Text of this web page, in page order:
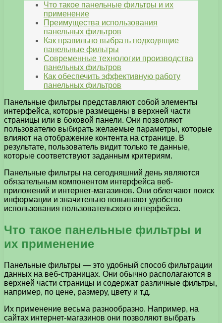
Что такое панельные фильтры и их
применение
Преимущества использования
панельных фильтров
Как правильно выбрать подходящие
панельные фильтры
Современные технологии производства
панельных фильтров
Как обеспечить эффективную работу
панельных фильтров
Панельные фильтры представляют собой элементы
интерфейса, которые размещены в верхней части
страницы или в боковой панели. Они позволяют
пользователю выбирать желаемые параметры, которые
влияют на отображение контента на странице. В
результате, пользователь видит только те данные,
которые соответствуют заданным критериям.
Панельные фильтры на сегодняшний день являются
обязательным компонентом интерфейса веб-
приложений и интернет-магазинов. Они облегчают поиск
информации и значительно повышают удобство
использования пользовательского интерфейса.
Что такое панельные фильтры и
их применение
Панельные фильтры — это удобный способ фильтрации
данных на веб-страницах. Они обычно располагаются в
верхней части страницы и содержат различные фильтры,
например, по цене, размеру, цвету и т.д.
Их применение весьма разнообразно. Например, на
сайтах интернет-магазинов они позволяют выбрать